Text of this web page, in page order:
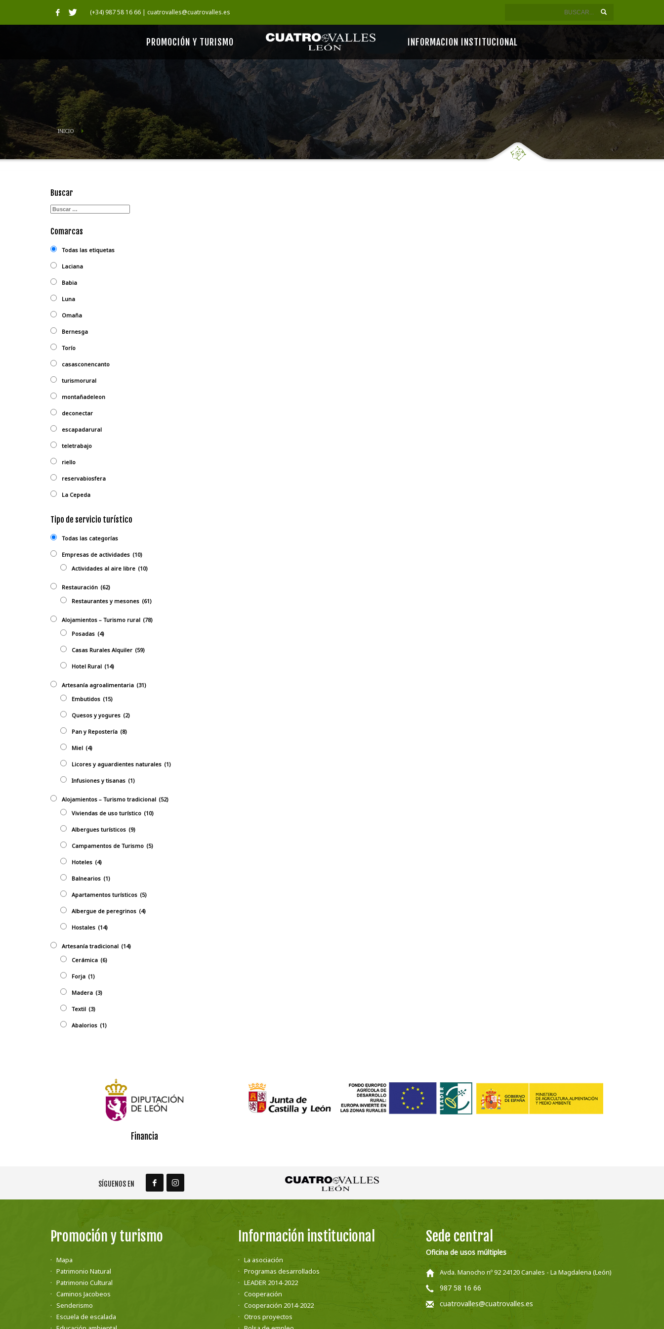
(+34) 987 58 16 66 | cuatrovalles@cuatrovalles.es
PROMOCIÓN Y TURISMO INFORMACION INSTITUCIONAL
INICIO
Buscar
Comarcas
Todas las etiquetas
Laciana
Babia
Luna
Omaña
Bernesga
Torío
casasconencanto
turismorural
montañadeleon
deconectar
escapadarural
teletrabajo
riello
reservabiosfera
La Cepeda
Tipo de servicio turístico
Todas las categorías
Empresas de actividades (10)
Actividades al aire libre (10)
Restauración (62)
Restaurantes y mesones (61)
Alojamientos – Turismo rural (78)
Posadas (4)
Casas Rurales Alquiler (59)
Hotel Rural (14)
Artesanía agroalimentaria (31)
Embutidos (15)
Quesos y yogures (2)
Pan y Repostería (8)
Miel (4)
Licores y aguardientes naturales (1)
Infusiones y tisanas (1)
Alojamientos – Turismo tradicional (52)
Viviendas de uso turístico (10)
Albergues turísticos (9)
Campamentos de Turismo (5)
Hoteles (4)
Balnearios (1)
Apartamentos turísticos (5)
Albergue de peregrinos (4)
Hostales (14)
Artesaní­a tradicional (14)
Cerámica (6)
Forja (1)
Madera (3)
Textil (3)
Abalorios (1)
Financia
SÍGUENOS EN
Promoción y turismo
Mapa
Patrimonio Natural
Patrimonio Cultural
Caminos Jacobeos
Senderismo
Escuela de escalada
Información institucional
La asociación
Programas desarrollados
LEADER 2014-2022
Cooperación
Cooperación 2014-2022
Otros proyectos
Sede central
Oficina de usos múltiples
Avda. Manocho nº 92 24120 Canales - La Magdalena (León)
987 58 16 66
cuatrovalles@cuatrovalles.es